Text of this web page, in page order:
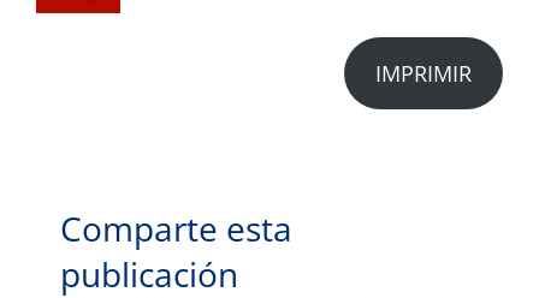
IMPRIMIR
Comparte esta
publicación